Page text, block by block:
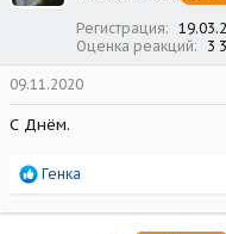
Регистрация
Оценка реакций
3
09.11.2020
С Днём.
Р
а
Генка